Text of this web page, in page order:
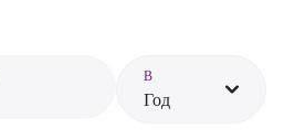
В
Год